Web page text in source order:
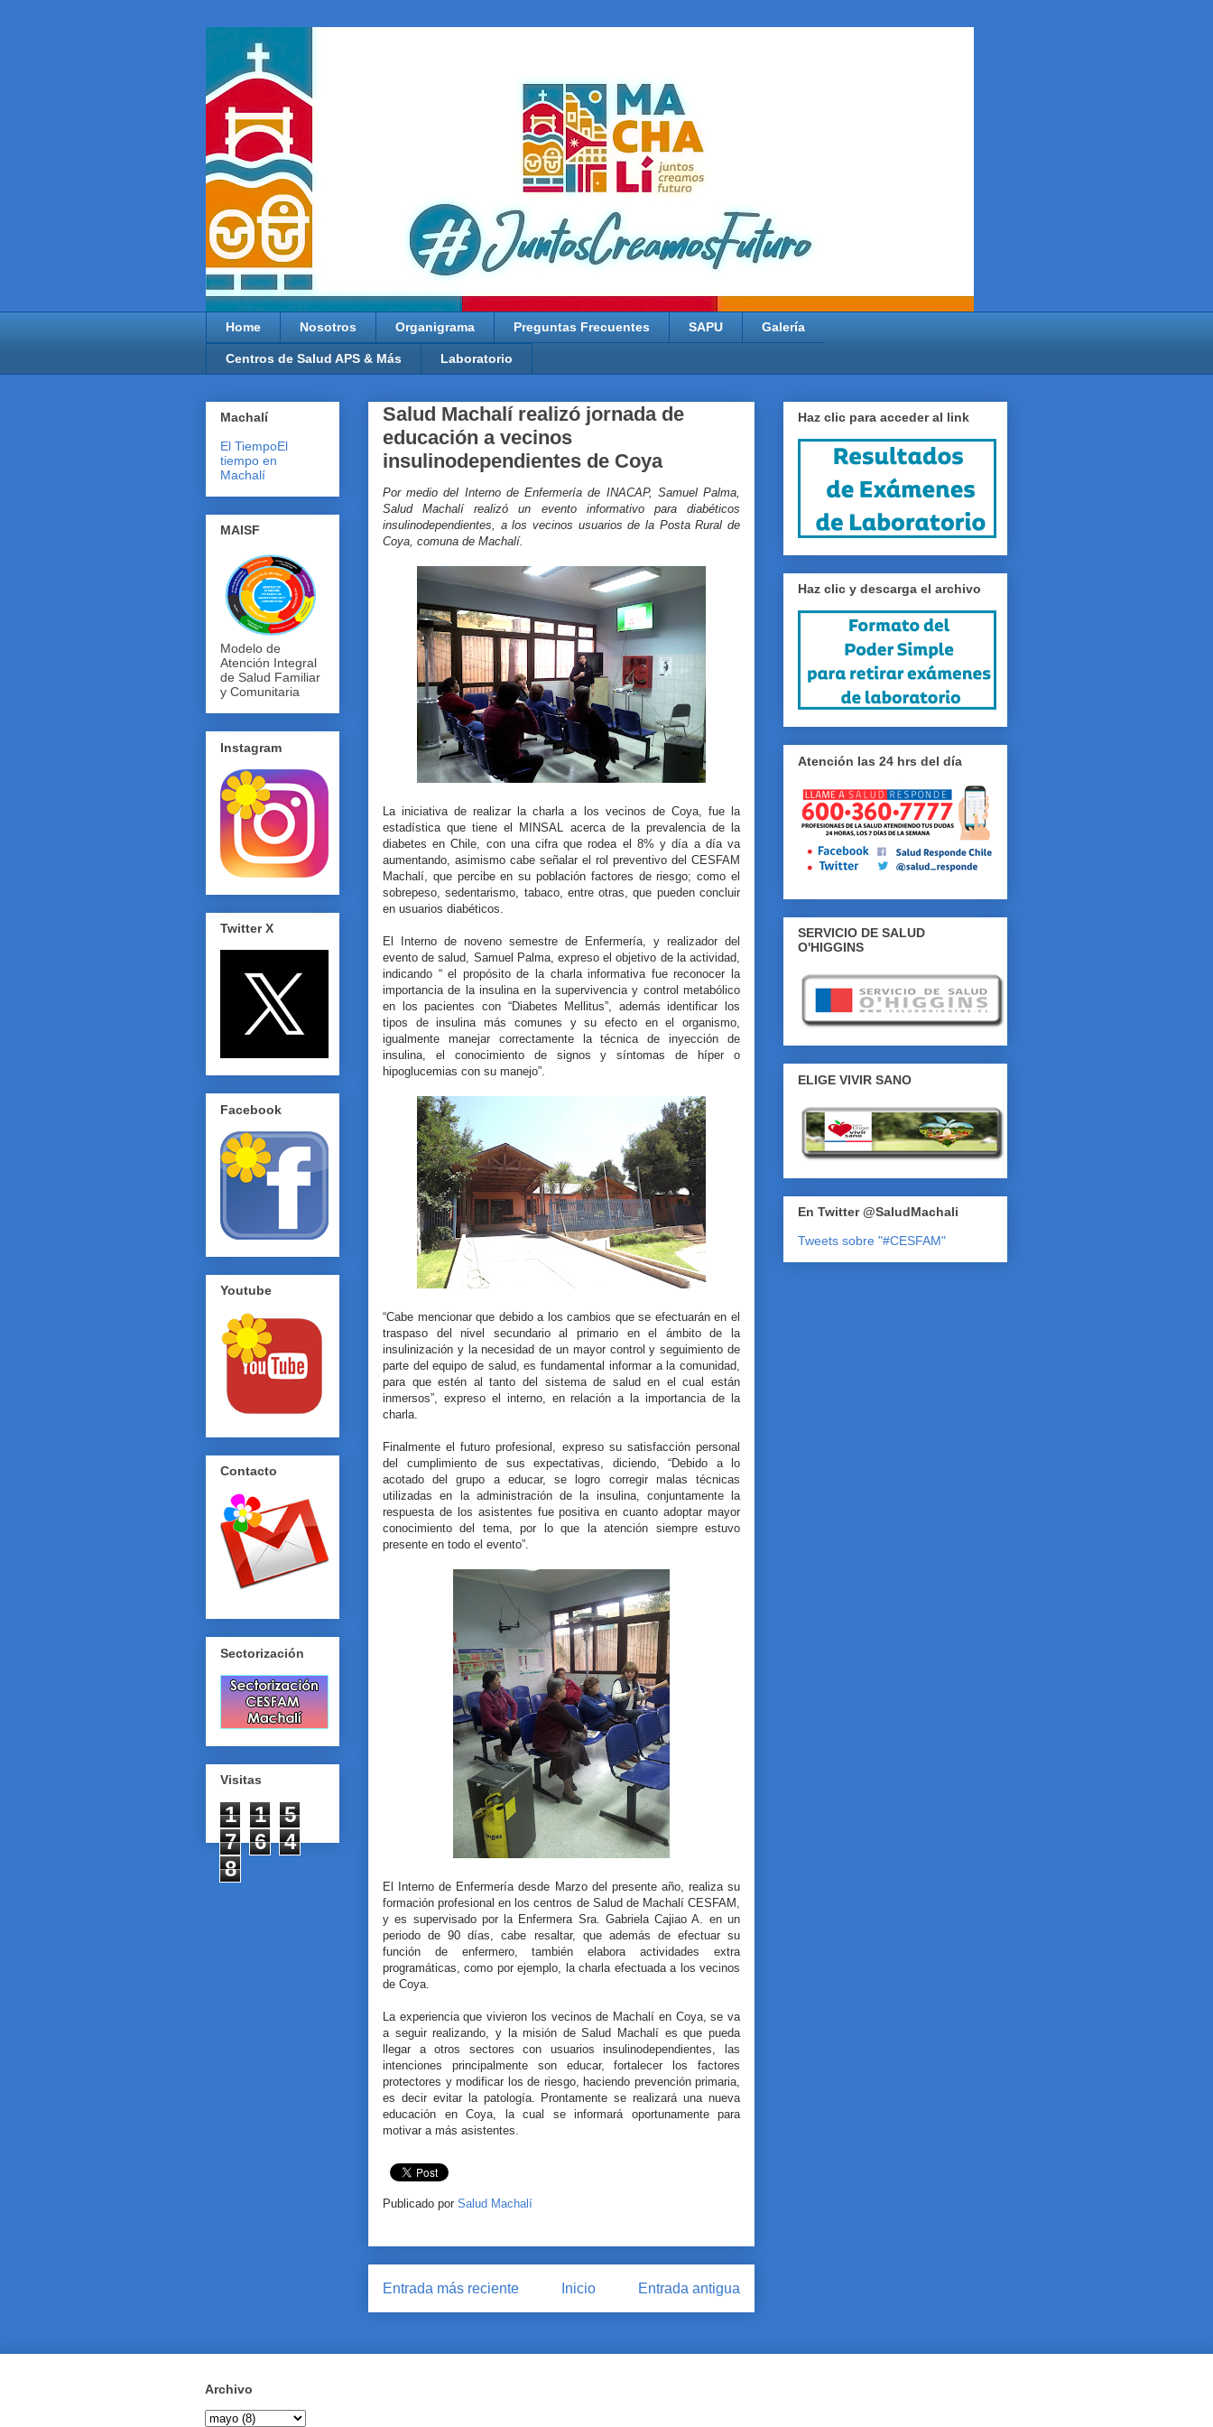
Home Nosotros Organigrama Preguntas Frecuentes SAPU Galería
Centros de Salud APS & Más Laboratorio
Salud Machalí realizó jornada de
educación a vecinos
insulinodependientes de Coya
Por medio del Interno de Enfermería de INACAP, Samuel Palma,
Salud Machalí realizó un evento informativo para diabéticos
insulinodependientes, a los vecinos usuarios de la Posta Rural de
Coya, comuna de Machalí.
La iniciativa de realizar la charla a los vecinos de Coya, fue la
estadística que tiene el MINSAL acerca de la prevalencia de la
diabetes en Chile, con una cifra que rodea el 8% y día a día va
aumentando, asimismo cabe señalar el rol preventivo del CESFAM
Machalí, que percibe en su población factores de riesgo; como el
sobrepeso, sedentarismo, tabaco, entre otras, que pueden concluir
en usuarios diabéticos.
El Interno de noveno semestre de Enfermería, y realizador del
evento de salud, Samuel Palma, expreso el objetivo de la actividad,
indicando “ el propósito de la charla informativa fue reconocer la
importancia de la insulina en la supervivencia y control metabólico
en los pacientes con “Diabetes Mellitus”, además identificar los
tipos de insulina más comunes y su efecto en el organismo,
igualmente manejar correctamente la técnica de inyección de
insulina, el conocimiento de signos y síntomas de híper o
hipoglucemias con su manejo”.
“Cabe mencionar que debido a los cambios que se efectuarán en el
traspaso del nivel secundario al primario en el ámbito de la
insulinización y la necesidad de un mayor control y seguimiento de
parte del equipo de salud, es fundamental informar a la comunidad,
para que estén al tanto del sistema de salud en el cual están
inmersos”, expreso el interno, en relación a la importancia de la
charla.
Finalmente el futuro profesional, expreso su satisfacción personal
del cumplimiento de sus expectativas, diciendo, “Debido a lo
acotado del grupo a educar, se logro corregir malas técnicas
utilizadas en la administración de la insulina, conjuntamente la
respuesta de los asistentes fue positiva en cuanto adoptar mayor
conocimiento del tema, por lo que la atención siempre estuvo
presente en todo el evento”.
El Interno de Enfermería desde Marzo del presente año, realiza su
formación profesional en los centros de Salud de Machalí CESFAM,
y es supervisado por la Enfermera Sra. Gabriela Cajiao A. en un
periodo de 90 días, cabe resaltar, que además de efectuar su
función de enfermero, también elabora actividades extra
programáticas, como por ejemplo, la charla efectuada a los vecinos
de Coya.
La experiencia que vivieron los vecinos de Machalí en Coya, se va
a seguir realizando, y la misión de Salud Machalí es que pueda
llegar a otros sectores con usuarios insulinodependientes, las
intenciones principalmente son educar, fortalecer los factores
protectores y modificar los de riesgo, haciendo prevención primaria,
es decir evitar la patología. Prontamente se realizará una nueva
educación en Coya, la cual se informará oportunamente para
motivar a más asistentes.
Publicado por Salud Machalí
Entrada más reciente Entrada antigua
Inicio
Machalí
El TiempoEl
tiempo en
Machalí
MAISF
Modelo de
Atención Integral
de Salud Familiar
y Comunitaria
Instagram
Twitter X
Facebook
Youtube
Contacto
Sectorización
Visitas
1 1
5
7
6
4
8
Haz clic para acceder al link
Haz clic y descarga el archivo
Atención las 24 hrs del día
SERVICIO DE SALUD
O'HIGGINS
ELIGE VIVIR SANO
En Twitter @SaludMachali
Tweets sobre "#CESFAM"
Archivo